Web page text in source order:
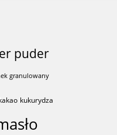
puder
granulowany
kukurydza